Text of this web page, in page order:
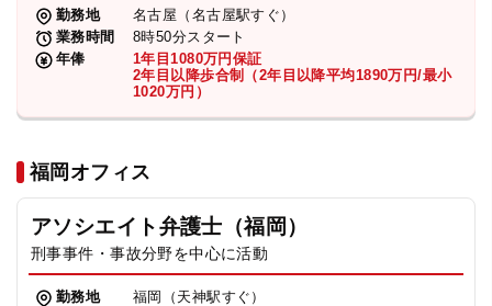
勤務地
名古屋（名古屋駅すぐ）
業務時間
8時50分スタート
年俸
1年目1080万円保証
2年目以降歩合制（2年目以降平均1890万円/最小
1020万円）
福岡オフィス
アソシエイト弁護士（福岡）
刑事事件・事故分野を中心に活動
勤務地
福岡（天神駅すぐ）